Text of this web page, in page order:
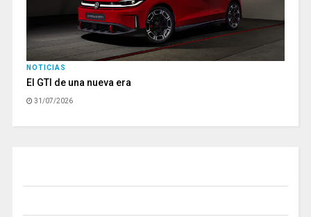
NOTICIAS
El GTI de una nueva era
31/07/2026